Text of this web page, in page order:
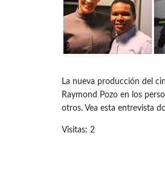
La nueva producción del
Raymond Pozo en los
otros. Vea esta entrevista
Visitas: 2